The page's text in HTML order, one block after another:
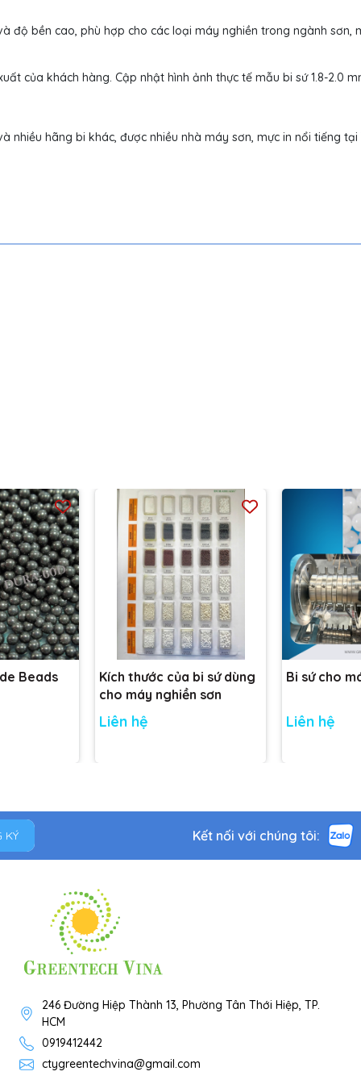
độ bền cao, phù hợp cho các loại máy nghiền trong ngành sơn,
của khách hàng. Cập nhật hình ảnh thực tế mẫu bi sứ 1.8-2.0
nhiều hãng bi khác, được nhiều nhà máy sơn, mực in nổi tiếng tại
Beads
Kích thước của bi sứ dùng
cho máy nghiền sơn
Liên hệ
Bi sứ cho
Liên hệ
KÝ Kết nối với chúng tôi:
246 Đường Hiệp Thành 13, Phường Tân Thới Hiệp, TP.
HCM
0919412442
ctygreentechvina@gmail.com